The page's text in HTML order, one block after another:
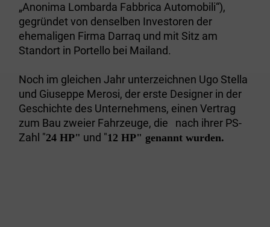
„Anonima Lombarda Fabbrica Automobili“),
gegründet von denselben Investoren der
ehemaligen Firma Darraq und mit Sitz am
Standort in Portello bei Mailand.
Noch im gleichen Jahr unterzeichnen Ugo Stella
und Giuseppe Merosi, der erste Designer in der
Geschichte des Unternehmens, einen Vertrag
zum Bau zweier Fahrzeuge, die nach ihrer PS-
Zahl "24 HP" und "12 HP" genannt wurden.